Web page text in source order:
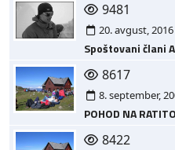
9481
20. avgust, 2016
Spoštovani člani
8617
8. september,
POHOD NA
8422